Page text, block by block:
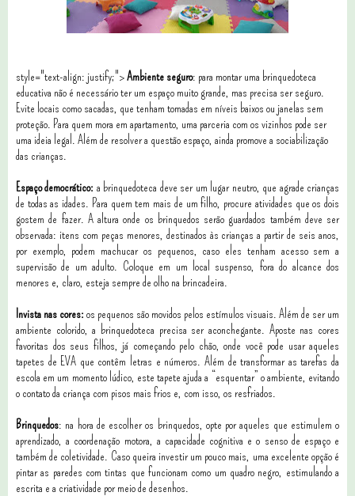
style="text-align: justify;">Ambiente seguro: para montar uma brinquedoteca
educativa não é necessário ter um espaço muito grande, mas precisa ser seguro.
Evite locais como sacadas, que tenham tomadas em níveis baixos ou janelas sem
proteção. Para quem mora em apartamento, uma parceria com os vizinhos pode ser
uma ideia legal. Além de resolver a questão espaço, ainda promove a sociabilização
das crianças.
Espaço democrático: a brinquedoteca deve ser um lugar neutro, que agrade crianças
de todas as idades. Para quem tem mais de um filho, procure atividades que os dois
gostem de fazer. A altura onde os brinquedos serão guardados também deve ser
observada: itens com peças menores, destinados às crianças a partir de seis anos,
por exemplo, podem machucar os pequenos, caso eles tenham acesso sem a
supervisão de um adulto. Coloque em um local suspenso, fora do alcance dos
menores e, claro, esteja sempre de olho na brincadeira.
Invista nas cores: os pequenos são movidos pelos estímulos visuais. Além de ser um
ambiente colorido, a brinquedoteca precisa ser aconchegante. Aposte nas cores
favoritas dos seus filhos, já começando pelo chão, onde você pode usar aqueles
tapetes de EVA que contêm letras e números. Além de transformar as tarefas da
escola em um momento lúdico, este tapete ajuda a “esquentar” o ambiente, evitando
o contato da criança com pisos mais frios e, com isso, os resfriados.
Brinquedos: na hora de escolher os brinquedos, opte por aqueles que estimulem o
aprendizado, a coordenação motora, a capacidade cognitiva e o senso de espaço e
também de coletividade. Caso queira investir um pouco mais, uma excelente opção é
pintar as paredes com tintas que funcionam como um quadro negro, estimulando a
escrita e a criatividade por meio de desenhos.